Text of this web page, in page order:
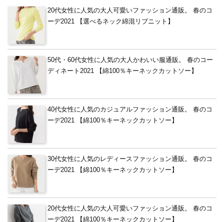
20代女性に人気の大人可愛いファッション通販。 春のコ
ーデ2021 【選べるネック綿混リブニット】
50代・60代女性に人気の大人かわいい服通販。 春のコー
ディネート2021 【綿100％キーネックカットソー】
40代女性に人気のカジュアルファッション通販。 春のコ
ーデ2021 【綿100％キーネックカットソー】
30代女性に人気のレディースファッション通販。 春のコ
ーデ2021 【綿100％キーネックカットソー】
20代女性に人気の大人可愛いファッション通販。 春のコ
ーデ2021 【綿100％キーネックカットソー】